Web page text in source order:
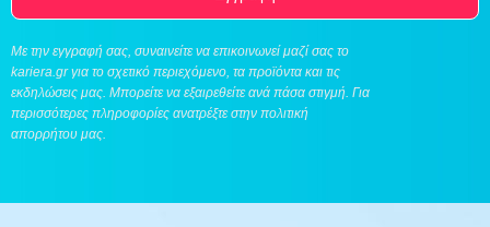
Με την εγγραφή σας, συναινείτε να επικοινωνεί μαζί σας το
kariera.gr για το σχετικό περιεχόμενο, τα προϊόντα και τις
εκδηλώσεις μας. Μπορείτε να εξαιρεθείτε ανά πάσα στιγμή. Για
περισσότερες πληροφορίες ανατρέξτε στην πολιτική
απορρήτου μας.